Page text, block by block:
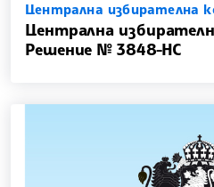
Централна избирателна
Централна
Решение № 3848-НС